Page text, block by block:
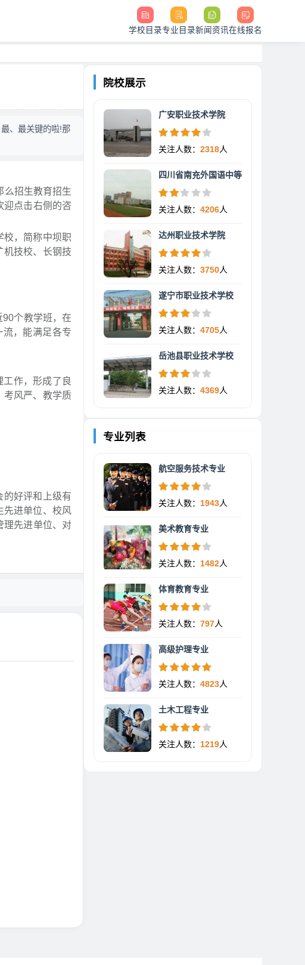
学校目录专业目录新闻资讯在线报名
、最关键的啦!那
么招生教育招生
迎点击右侧的咨
校，简称中坝职
机技校、长钢技
个教学班，在
，能满足各专
工作，形成了良
考风严、教学质
的好评和上级有
先进单位、校风
理先进单位、对
院校展示
广安职业技术学院
关注人数： 2318人
四川省南充外国语中等
关注人数： 4206人
达州职业技术学院
关注人数： 3750人
遂宁市职业技术学校
关注人数： 4705人
岳池县职业技术学校
关注人数： 4369人
专业列表
航空服务技术专业
关注人数： 1943人
美术教育专业
关注人数： 1482人
体育教育专业
关注人数： 797人
高级护理专业
关注人数： 4823人
土木工程专业
关注人数： 1219人